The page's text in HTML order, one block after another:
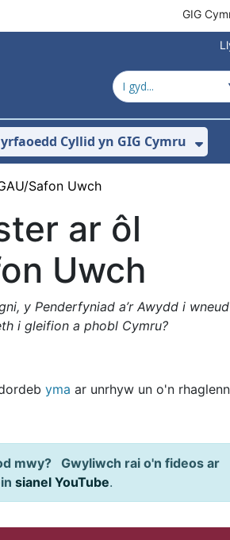
GIG
Amdanom Ni
Cyllid yn GIG Cymru
Safon Uwch
ar ôl
Uwch
y Penderfyniad a’r Awydd i wneud
i gleifion a phobl Cymru?
yma ar unrhyw un o'n
mwy? Gwyliwch rai o'n fideos ar
sianel YouTube.